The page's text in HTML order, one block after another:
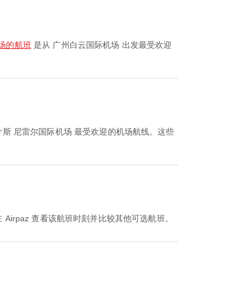
的航班 是从 广州白云国际机场 出发最受欢迎
斯 尼雷尔国际机场 最受欢迎的机场航线。这些
查看该航班时刻并比较其他可选航班。